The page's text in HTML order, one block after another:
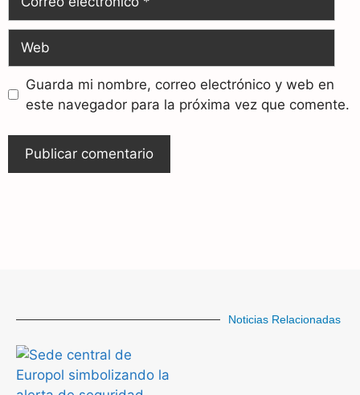
Guarda mi nombre, correo electrónico y web en
este navegador para la próxima vez que comente.
Noticias Relacionadas